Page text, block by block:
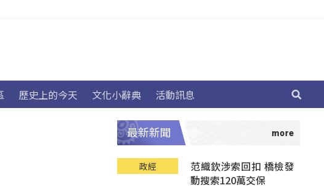
歷史上的今天 文化小辭典 活動訊息
最新新聞
政經
范織欽涉索回扣 橋檢發
動搜索120萬交保